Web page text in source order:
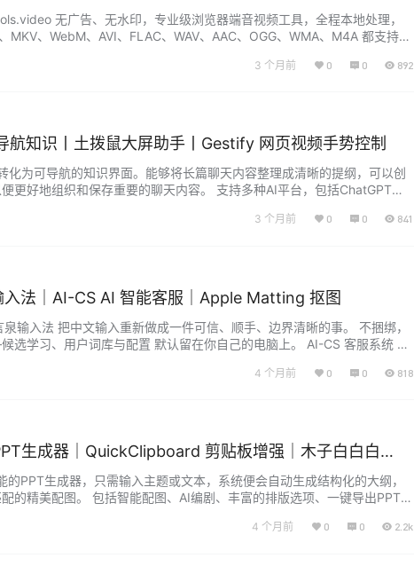
视频压缩工具
无广告、无水印，专业级浏览器端音视频工具，全程本地处理，
MKV、WebM、AVI、FLAC、WAV、AAC、OGG、WMA、M4A 都支持。
印，添加字幕，音频，提取，裁剪，转换，合并，变速，图…...
3 个月前 0 0 892
ChatTOC 聊天记录转导航知识丨土拨鼠大屏助手丨Gestify 网页视频手势控制
化为可导航的知识界面。能够将长篇聊天内容整理成清晰的提纲，可以创
更好地组织和保存重要的聊天内容。 支持多种AI平台，包括ChatGPT、C
遥控器将手机变成智能电视的触控板，指尖滑动即可操控，告别传统…...
3 个月前 0 0 841
入法｜AI-CS AI 智能客服｜Apple Matting 抠图
输入法 把中文输入重新做成一件可信、顺手、边界清晰的事。 不捆绑，
选学习、用户词库与配置 默认留在你自己的电脑上。 AI-CS 客服系统 让
访客聊天页：…...
4 个月前 0 0 818
生成器｜QuickClipboard 剪贴板增强｜木子白白白
PPT生成器，只需输入主题或文本，系统便会自动生成结构化的大纲，
的精美配图。 包括智能配图、AI编剧、丰富的排版选项、一键导出PPTX
、图片和文件，能够智能分组、收藏和搜索剪贴内容。 可以通过快捷…...
4 个月前 0 0 2.2k